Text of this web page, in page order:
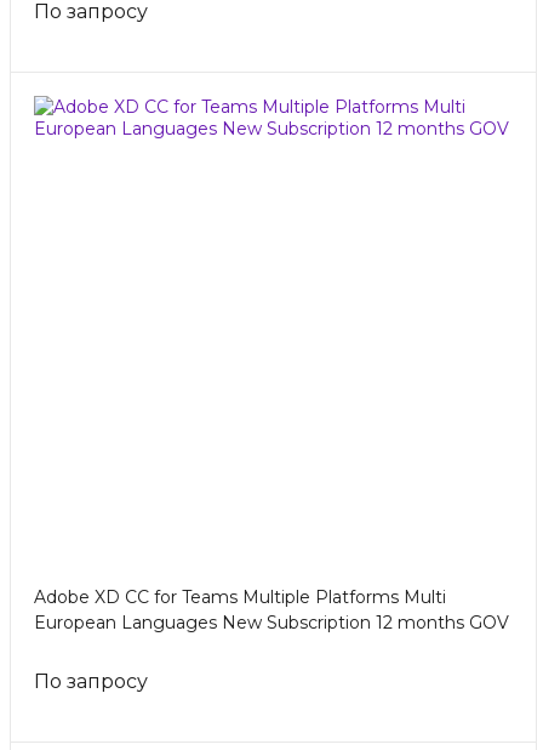
По запросу
Adobe XD CC for Teams Multiple Platforms Multi
European Languages New Subscription 12 months GOV
По запросу